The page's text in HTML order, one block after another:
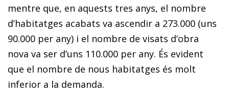
mentre que, en aquests tres anys, el nombre
d’habitatges acabats va ascendir a 273.000 (uns
90.000 per any) i el nombre de visats d’obra
nova va ser d’uns 110.000 per any. És evident
que el nombre de nous habitatges és molt
inferior a la demanda.